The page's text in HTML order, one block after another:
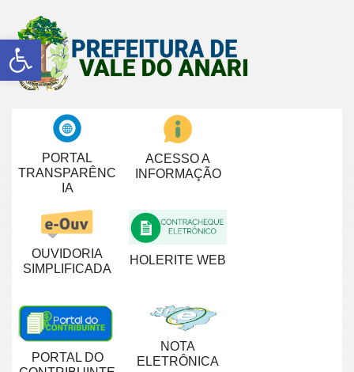
Abrir a barra de ferramentas
PORTAL
TRANSPARÊNC
IA
ACESSO A
INFORMAÇÃO
OUVIDORIA
SIMPLIFICADA
HOLERITE WEB
PORTAL DO
NOTA
ELETRÔNICA